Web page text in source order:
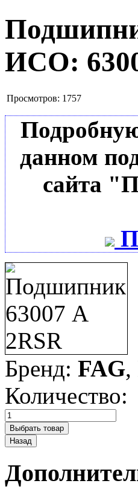
ИСО:
Просмотров: 1757
данном
сайта
Бренд: FAG,
Количество: